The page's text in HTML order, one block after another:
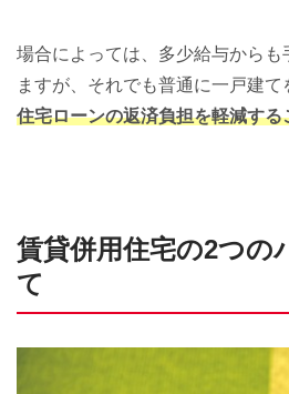
場合によっては、多少給与からも
ますが、それでも普通に一戸建て
住宅ローンの返済負担を軽減する
賃貸併用住宅の2つの
て